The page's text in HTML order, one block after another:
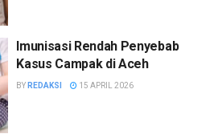
Imunisasi Rendah Penyebab
Kasus Campak di Aceh
BY REDAKSI 15 APRIL 2026